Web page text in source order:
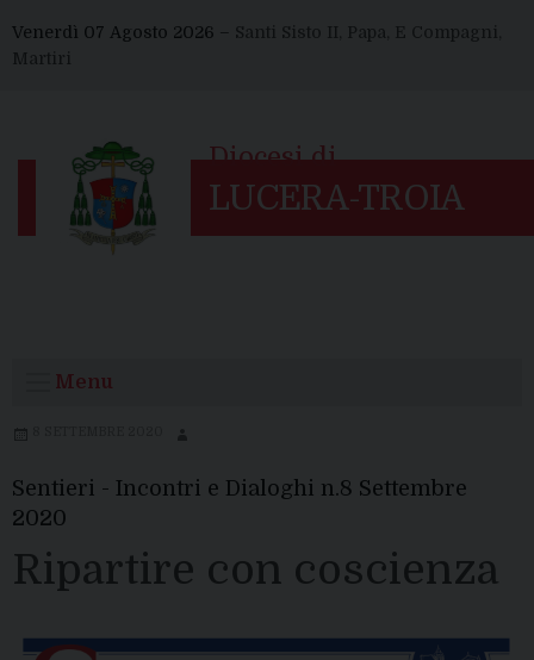
to
content
Venerdì 07 Agosto 2026 – Santi Sisto II, Papa, E Compagni,
Martiri
Menu
Sentieri - Incontri e Dialoghi n.8 Settembre
2020
Ripartire con coscienza